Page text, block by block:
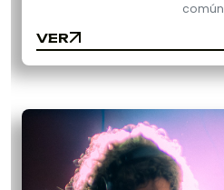
común
VER
VER